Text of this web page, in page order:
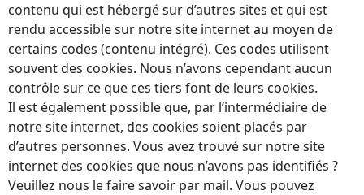
contenu qui est hébergé sur d’autres sites et qui est
rendu accessible sur notre site internet au moyen de
certains codes (contenu intégré). Ces codes utilisent
souvent des cookies. Nous n’avons cependant aucun
contrôle sur ce que ces tiers font de leurs cookies.
Il est également possible que, par l’intermédiaire de
notre site internet, des cookies soient placés par
d’autres personnes. Vous avez trouvé sur notre site
internet des cookies que nous n’avons pas identifiés ?
Veuillez nous le faire savoir par mail. Vous pouvez